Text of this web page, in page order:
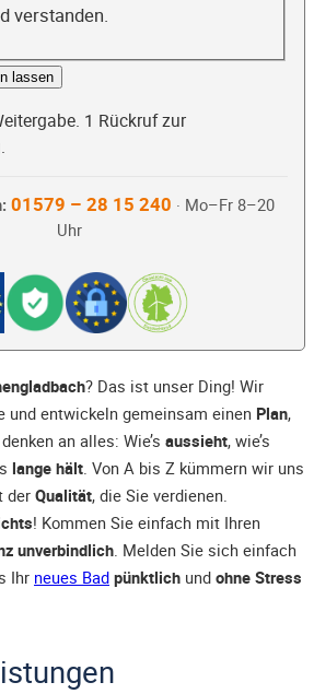
verstanden.
lassen
1 Rückruf zur
01579 – 28 15 240 · Mo–Fr 8–20
Uhr
? Das ist unser Ding! Wir
und entwickeln gemeinsam einen Plan,
an alles: Wie’s aussieht, wie’s
lange hält. Von A bis Z kümmern wir uns
der Qualität, die Sie verdienen.
! Kommen Sie einfach mit Ihren
unverbindlich. Melden Sie sich einfach
Ihr neues Bad pünktlich und ohne Stress